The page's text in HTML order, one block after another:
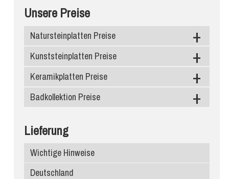
Unsere Preise
Natursteinplatten Preise
Granit
Marmor
Schiefer
Kunststeinplatten Preise
Caesarstone
Silestone
Compac Quarzagglo
Santa Margherita
Edelstein
Keramikplatten Preise
Level Keramik
Dekton
Infinity Keramik
Badkollektion Preise
Waschbecken
Lieferung
Wichtige Hinweise
Deutschland